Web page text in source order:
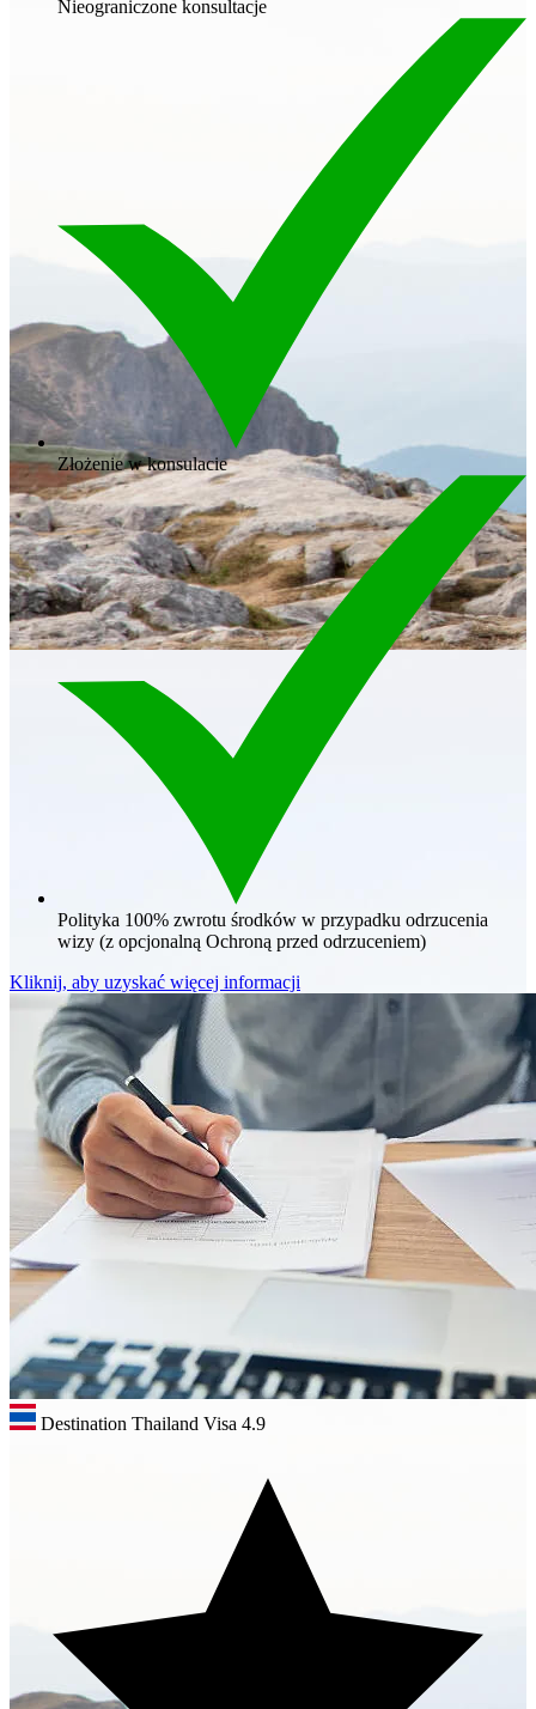
Nieograniczone konsultacje
Złożenie w konsulacie
Polityka 100% zwrotu środków w przypadku odrzucenia
wizy (z opcjonalną Ochroną przed odrzuceniem)
Kliknij, aby uzyskać więcej informacji
Destination Thailand Visa 4.9